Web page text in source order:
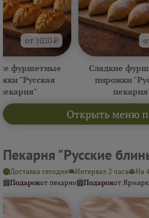
Открыть меню
от 1020 ₽
фуршетные
"Русская
Сладкие
пирожки
Пекарня "Русские
Доставка сегодня Интервал 2 часа
На
Подарокот пекарни Подарокот